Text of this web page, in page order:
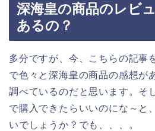
深海皇の商品のレビ
あるの？
多分ですが、今、こちらの記事
で色々と深海皇の商品の感想が
調べているのだと思います。そ
で購入できたらいいのにな～と
いでしょうか？でも、、、。